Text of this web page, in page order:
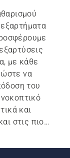
με κάθε
ώστε να
του
και
στις πιο